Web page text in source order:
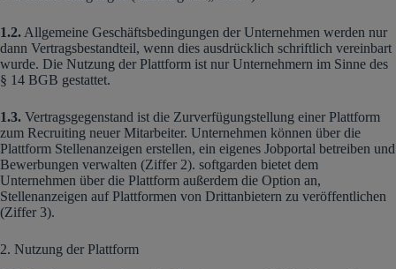
1.2. Allgemeine Geschäftsbedingungen der Unternehmen werden nur
dann Vertragsbestandteil, wenn dies ausdrücklich schriftlich vereinbart
wurde. Die Nutzung der Plattform ist nur Unternehmern im Sinne des
§ 14 BGB gestattet.
1.3. Vertragsgegenstand ist die Zurverfügungstellung einer Plattform
zum Recruiting neuer Mitarbeiter. Unternehmen können über die
Plattform Stellenanzeigen erstellen, ein eigenes Jobportal betreiben und
Bewerbungen verwalten (Ziffer 2). softgarden bietet dem
Unternehmen über die Plattform außerdem die Option an,
Stellenanzeigen auf Plattformen von Drittanbietern zu veröffentlichen
(Ziffer 3).
2. Nutzung der Plattform